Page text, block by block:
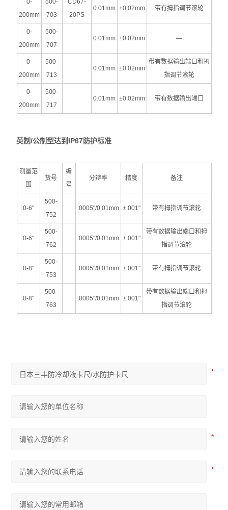
0-
200mm
500-
703
CD67-
20PS
0.01mm ±0.02mm 带有拇指调节滚轮
0-
200mm
500-
707
0.01mm ±0.02mm —
0-
200mm
500-
713
0.01mm ±0.02mm
带有数据输出端口和拇
指调节滚轮
0-
200mm
500-
717
0.01mm ±0.02mm 带有数据输出端口
英制/公制型达到 IP67防护标准
测量范
围
货号
编
号
分辩率 精度 备注
0-6"
500-
752
.0005"/0.01mm ±.001" 带有拇指调节滚轮
0-6"
500-
762
.0005"/0.01mm ±.001"
带有数据输出端口和拇
指调节滚轮
0-8"
500-
753
.0005"/0.01mm ±.001" 带有拇指调节滚轮
0-8"
500-
763
.0005"/0.01mm ±.001"
带有数据输出端口和拇
指调节滚轮